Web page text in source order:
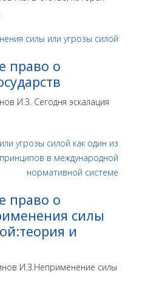
право о
И.З. Сегодня эскалация
право о
силы
и
И.З.Неприменение силы